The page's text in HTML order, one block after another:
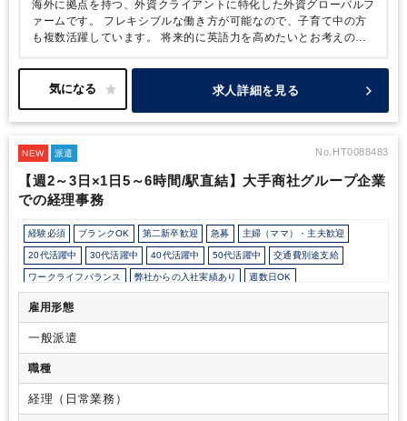
海外に拠点を持つ、外資クライアントに特化した外資グローバルフ
ァームです。
フレキシブルな働き方が可能なので、子育て中の方
も複数活躍しています。
将来的に英語力を高めたいとお考えの税
を学んでいきたいという意欲がある方も大歓迎です！時給は1,900
円からご経験、ご希望に応じて判断致します。正社員化をお考え
求人詳細を見る
NEW 派遣 No.HT0088483
【週2～3日×1日5～6時間/駅直結】大手商社グループ企業
での経理事務
経験必須 ブランクOK 第二新卒歓迎 急募 主婦（ママ）・主夫歓迎
20代活躍中 30代活躍中 40代活躍中 50代活躍中 交通費別途支給
ワークライフバランス 弊社からの入社実績あり 週数日OK
時短勤務の相談OK 勤務開始時間の相談OK 勤務終了時間の相談OK 朝遅め
10時以降出社OK
1日7時間未満勤務OK
扶養控除内 駅から徒歩5分以内 駅直結 オフィスカジュアルOK
ドリンクサービスあり
雇用形態
一般派遣
職種
経理（日常業務）